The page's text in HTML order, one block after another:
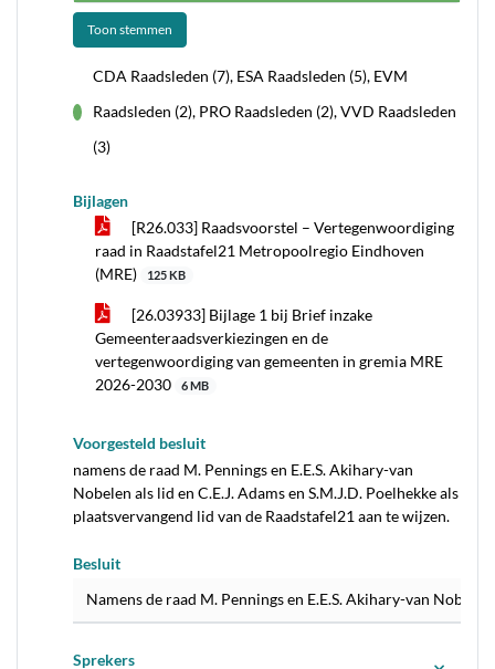
Toon stemmen
CDA Raadsleden (7), ESA Raadsleden (5), EVM
Raadsleden (2), PRO Raadsleden (2), VVD Raadsleden
(3)
Bijlagen
[R26.033] Raadsvoorstel – Vertegenwoordiging
raad in Raadstafel21 Metropoolregio Eindhoven
(MRE)
125 KB
[26.03933] Bijlage 1 bij Brief inzake
Gemeenteraadsverkiezingen en de
vertegenwoordiging van gemeenten in gremia MRE
2026-2030
6 MB
Voorgesteld besluit
namens de raad M. Pennings en E.E.S. Akihary-van
Nobelen als lid en C.E.J. Adams en S.M.J.D. Poelhekke als
plaatsvervangend lid van de Raadstafel21 aan te wijzen.
Besluit
Namens de raad M. Pennings en E.E.S. Akihary-van
Sprekers